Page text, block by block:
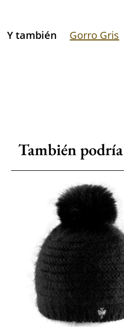
Y también Gorro Gris
También